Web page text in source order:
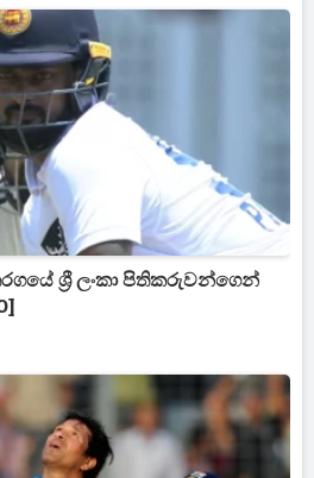
ශ්‍රී ලංකා පිතිකරුවන්ගෙන්